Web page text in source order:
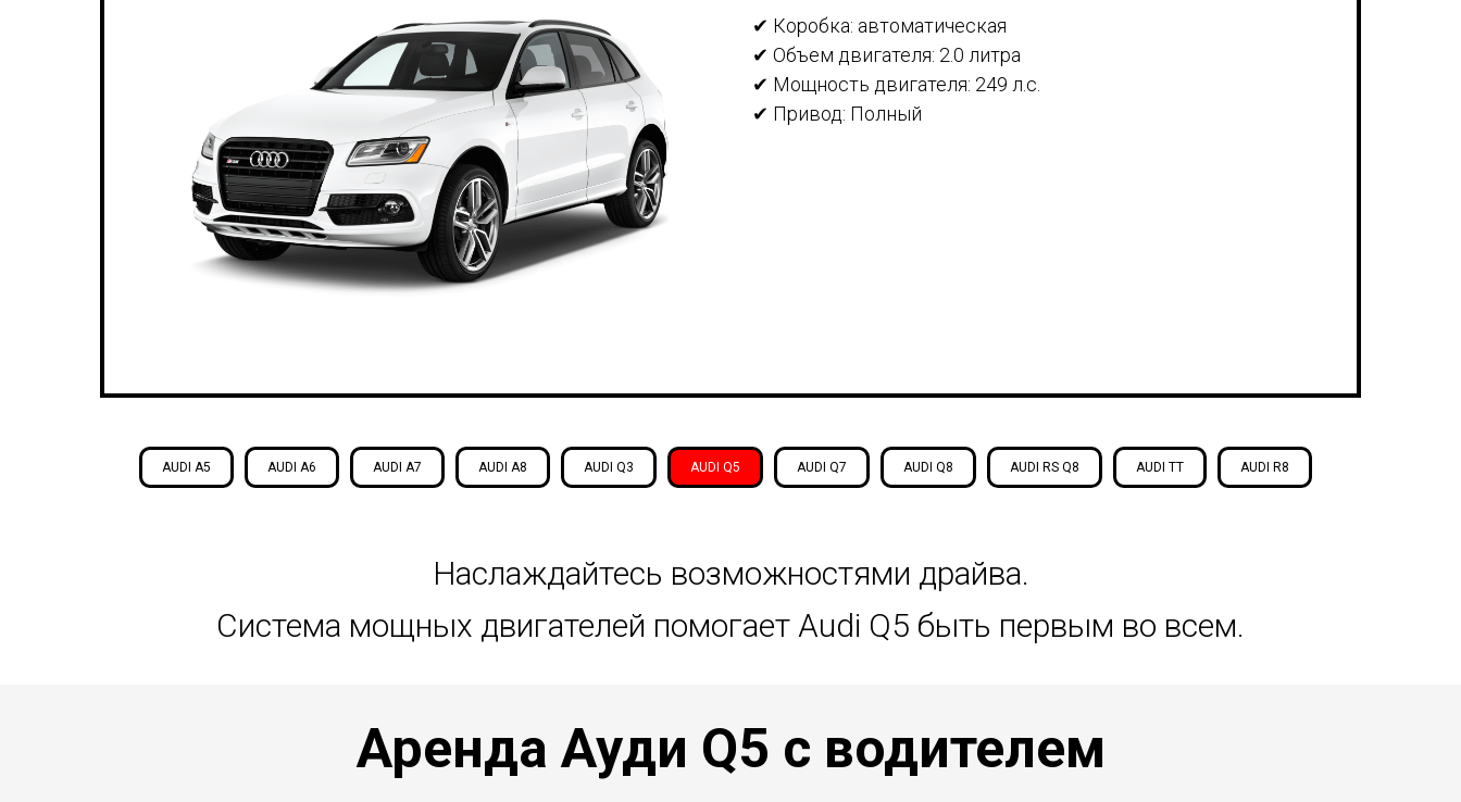
✔ Коробка: автоматическая
✔ Объем двигателя: 2.0 литра
✔ Мощность двигателя: 249 л.с.
✔ Привод: Полный
AUDI A5 AUDI A6 AUDI A7 AUDI A8 AUDI Q3 AUDI Q5 AUDI Q7 AUDI Q8 AUDI RS Q8 AUDI TT AUDI R8
Наслаждайтесь возможностями драйва.
Система мощных двигателей помогает Audi Q5 быть первым во всем.
Аренда Ауди Q5 с водителем